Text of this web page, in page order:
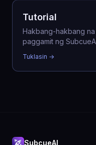
Tutorial
Hakbang-hakbang
paggamit ng
Tuklasin →
SubcueAI